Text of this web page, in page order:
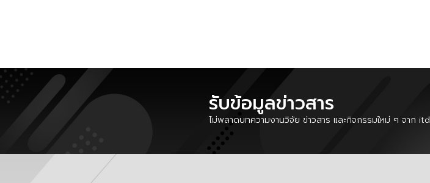
รับข้อมูลข่าวสาร
ไม่พลาดบทความงานวิจัย ข่าวสาร และกิจกรรมใหม่ ๆ จาก itd